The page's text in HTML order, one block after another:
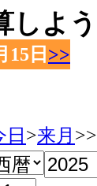
しよう
15日 >>
日 >来月 >>